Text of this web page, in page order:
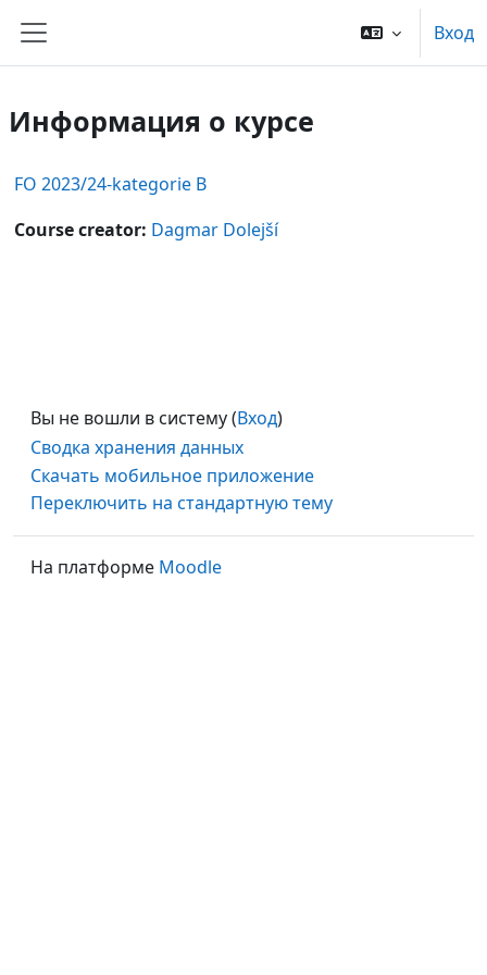
Боковая панель
Вход
Информация о курсе
FO 2023/24-kategorie B
Course creator: Dagmar Dolejší
Вы не вошли в систему (Вход)
Сводка хранения данных
Скачать мобильное приложение
Переключить на стандартную тему
На платформе Moodle